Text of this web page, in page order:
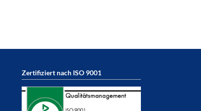
Zertifiziert nach ISO 9001